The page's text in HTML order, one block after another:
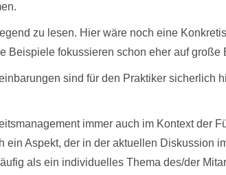
zu lesen. Hier wäre noch eine
Beispiele fokussieren schon eher auf große
sind für den Praktiker sicherlich
immer auch im Kontext der
Aspekt, der in der aktuellen Diskussion
als ein individuelles Thema des/der